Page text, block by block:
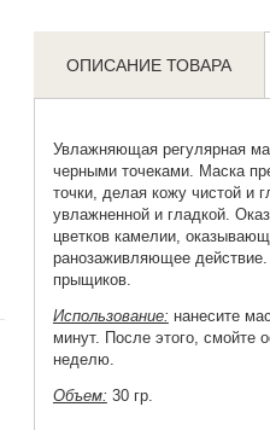
ОПИСАНИЕ ТОВАРА
Увлажняющая регулярная
черными точеками. Маска
точки, делая кожу чистой и
увлажненной и гладкой.
цветков камелии,
ранозаживляющее
прыщиков.
Использование: нанесите
минут. После этого, смойте
неделю.
Объем: 30 гр.